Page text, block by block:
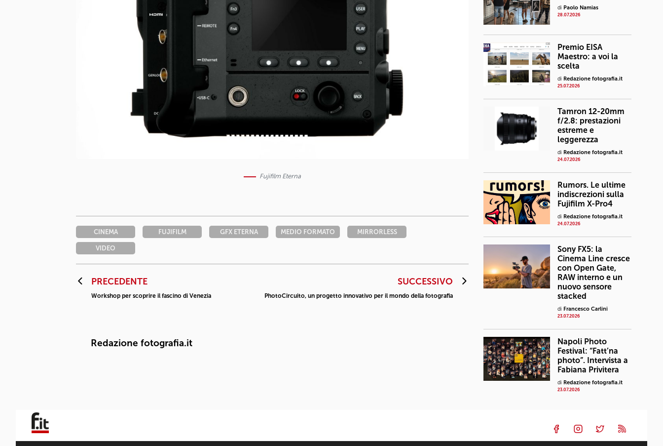
Fujifilm Eterna
CINEMA FUJIFILM GFX ETERNA MEDIO FORMATO MIRRORLESS
VIDEO
PRECEDENTE
Workshop per scoprire il fascino di Venezia
SUCCESSIVO
PhotoCircuito, un progetto innovativo per il mondo della fotografia
Redazione fotografia.it
di Paolo Namias
28.07.2026
Premio EISA
Maestro: a voi la
scelta
di Redazione fotografia.it
25.07.2026
Tamron 12-20mm
f/2.8: prestazioni
estreme e
leggerezza
di Redazione fotografia.it
24.07.2026
Rumors. Le ultime
indiscrezioni sulla
Fujifilm X-Pro4
di Redazione fotografia.it
24.07.2026
Sony FX5: la
Cinema Line cresce
con Open Gate,
RAW interno e un
nuovo sensore
stacked
di Francesco Carlini
23.07.2026
Napoli Photo
Festival: “Fatt’na
photo”. Intervista a
Fabiana Privitera
di Redazione fotografia.it
23.07.2026